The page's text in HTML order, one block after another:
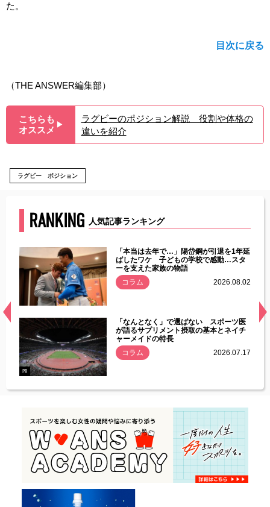
た。
目次に戻る
（THE ANSWER編集部）
こちらも
オススメ ▶︎
ラグビーのポジション解説 役割や体格の
違いを紹介
ラグビー ポジション
RANKING 人気記事ランキング
常
「本当は去年で…」陽岱鋼が引退を1年延
ばしたワケ 子どもの学校で感動…スタ
ーを支えた家族の物語
コラム
2026.08.02
PR
「なんとなく」で選ばない スポーツ医
が語るサプリメント摂取の基本とネイチ
ャーメイドの特長
コラム
2026.07.17